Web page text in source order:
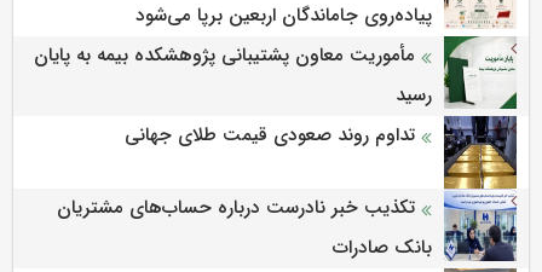
پیاده‌روی جاماندگان اربعین برپا می‌شود
مأموریت معاون پشتیبانی پژوهشكده بیمه به پایان
رسید
تداوم روند صعودی قیمت طلای جهانی
تکذیب خبر نادرست درباره حساب‌های مشتریان
بانک صادرات